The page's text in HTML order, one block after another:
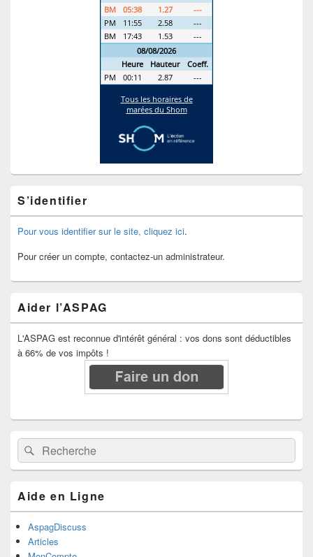
S’identifier
Pour vous identifier sur le site, cliquez ici.
Pour créer un compte, contactez-un administrateur.
Aider l’ASPAG
L'ASPAG est reconnue d'intérêt général : vos dons sont déductibles
à 66% de vos impôts !
Recherche :Rechercher
Aide en Ligne
AspagDiscuss
Articles